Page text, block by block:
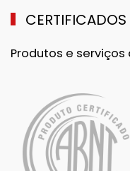
CERTIFICADOS
Produtos e